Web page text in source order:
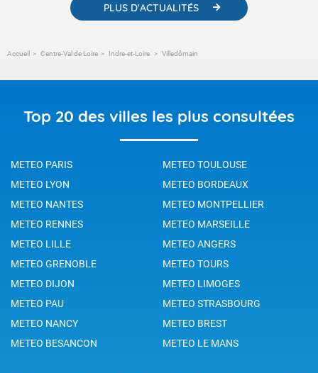
PLUS D'ACTUALITÉS
Accueil Centre-Val de Loire Indre-et-Loire Villedômain
Top 20 des villes les plus consultées
METEO PARIS
METEO TOULOUSE
METEO LYON
METEO BORDEAUX
METEO NANTES
METEO MONTPELLIER
METEO RENNES
METEO MARSEILLE
METEO LILLE
METEO ANGERS
METEO GRENOBLE
METEO TOURS
METEO DIJON
METEO LIMOGES
METEO PAU
METEO STRASBOURG
METEO NANCY
METEO BREST
METEO BESANCON
METEO LE MANS